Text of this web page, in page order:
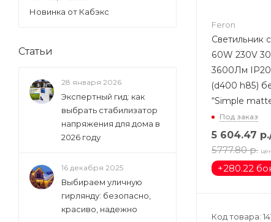
Feron
Светильник
60W 230V
3600Лм
(d400 h85)
“Simple
Под заказ
5 604.47 р.
5777.80 р.
+280.22
Код товара:
Новинка от Кабэкс
Статьи
28 января 2026
Экспертный гид: как
выбрать стабилизатор
напряжения для дома в
2026 году
16 декабря 2025
Выбираем уличную
гирлянду: безопасно,
красиво, надежно